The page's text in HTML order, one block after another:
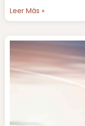
Leer Más »